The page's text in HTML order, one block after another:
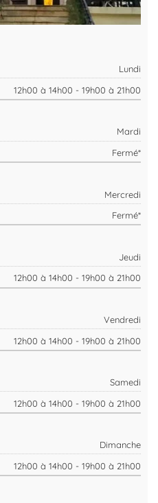
Lundi
12h00 à 14h00 - 19h00 à 21h00
Mardi
Fermé*
Mercredi
Fermé*
Jeudi
12h00 à 14h00 - 19h00 à 21h00
Vendredi
12h00 à 14h00 - 19h00 à 21h00
Samedi
12h00 à 14h00 - 19h00 à 21h00
Dimanche
12h00 à 14h00 - 19h00 à 21h00